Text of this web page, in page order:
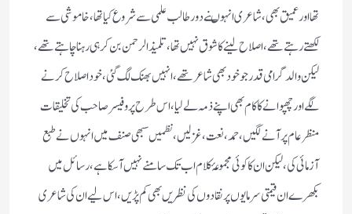
تھا اور عمیق بھی ، شاعری انہوںنے دور طالب علمی سے شروع کیا تھا، خاموشی سے
لکھتے رہتے تھے، اصلاح لینے کا شوق نہیں تھا ، تلمیذ الرحمن بن کر ہی رہنا چاہتے تھے ،
لیکن والد گرامی قدر جو خود بھی شاعر تھے ، انہیں بھنک لگ گئی ، خود اصلاح کرنے
لگے اور چھپوا نے کا کام بھی اپنے ذمہ لے لیا ، اس طرح پروفیسر صاحب کی تخلیقات
منظر عام پر آنے لگیں ، حمد ، نعت، غزلیں ، نظمیں سبھی صنف میں انہوں نے طبع
آزمائی کی ، لیکن ان کا کوئی مجموعۂ کلام اب تک سامنے نہیں آسکا ہے ، رسائل میں
بکھرے ان قیمتی سرمایوں پر نقادوں کی نظریں بھی کم پڑیں ، اس لیے ان کی شاعری